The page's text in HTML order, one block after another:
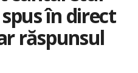
în direct
răspunsul